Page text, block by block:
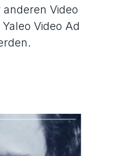
Video
Video Ad